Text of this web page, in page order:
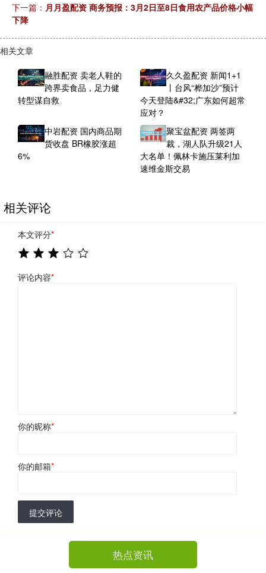
下一篇： 月月盈配资 商务预报：3月2日至8日食用农产品价格小幅
下降
相关文章
融胜配资 卖老人鞋的
跨界卖食品，足力健
转型谋自救
久久盈配资 新闻1+1
丨台风“桦加沙”预计
今天登陆&#32;广东如何超常
应对？
中岩配资 国内商品期
货收盘 BR橡胶涨超
6%
聚宝盆配资 两签两
裁，湖人队升级21人
大名单！佩林卡施压莱利加
速维金斯交易
相关评论
本文评分*
评论内容*
你的昵称*
你的邮箱*
提交评论
热点资讯